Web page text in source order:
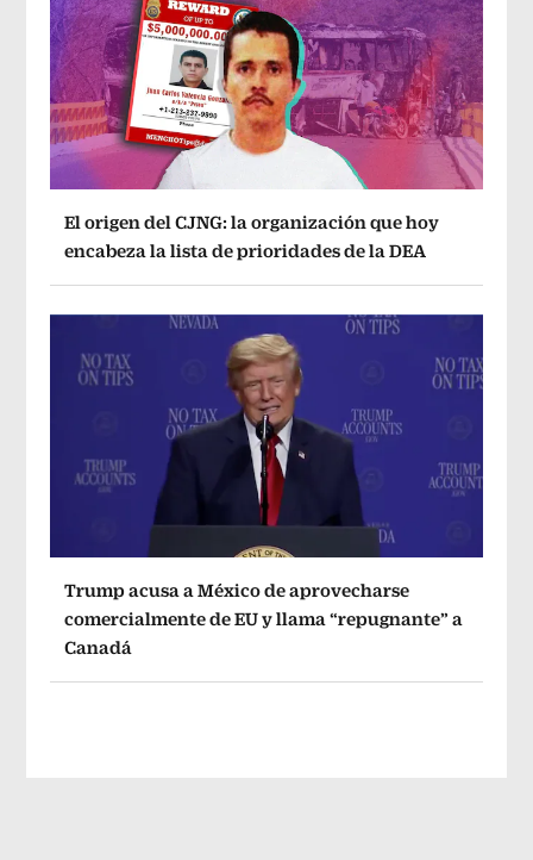
El origen del CJNG: la organización que hoy
encabeza la lista de prioridades de la DEA
Trump acusa a México de aprovecharse
comercialmente de EU y llama “repugnante” a
Canadá